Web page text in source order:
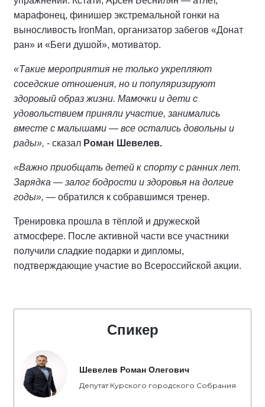
марафонец, финишер экстремальной гонки на
выносливость IronMan, организатор забегов «Донат
ран» и «Беги душой», мотиватор.
«Такие мероприятия не только укрепляют
соседские отношения, но и популяризируют
здоровый образ жизни. Мамочки и дети с
удовольствием приняли участие, занимались
вместе с малышами — все остались довольны и
рады», - сказал Роман Шевелев.
«Важно приобщать детей к спорту с ранних лет.
Зарядка — залог бодрости и здоровья на долгие
годы», — обратился к собравшимся тренер.
Тренировка прошла в тёплой и дружеской
атмосфере. После активной части все участники
получили сладкие подарки и дипломы,
подтверждающие участие во Всероссийской акции.
Спикер
Шевелев Роман Олегович
Депутат Курского городского Собрания